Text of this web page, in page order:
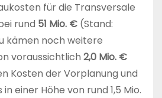
für die Transversale
rund 51 Mio. € (Stand:
kämen noch weitere
voraussichtlich 2,0 Mio. €
Kosten der Vorplanung und
einer Höhe von rund 1,5 Mio.